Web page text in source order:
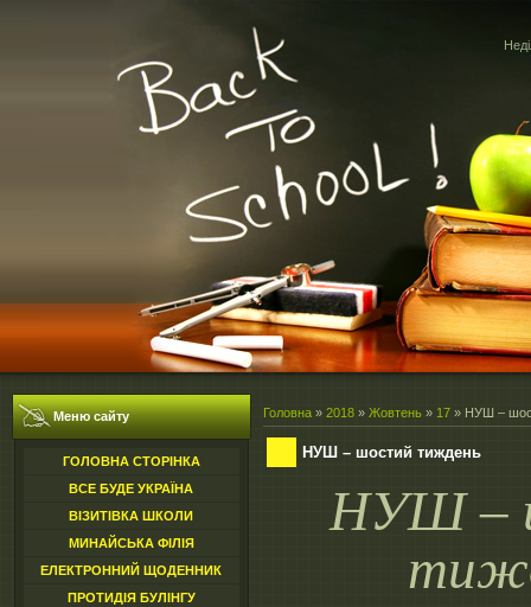
Меню сайту
ГОЛОВНА СТОРІНКА
ВСЕ БУДЕ УКРАЇНА
ВІЗИТІВКА ШКОЛИ
МИНАЙСЬКА ФІЛІЯ
ЕЛЕКТРОННИЙ ЩОДЕННИК
ПРОТИДІЯ БУЛІНГУ
Головна » 2018 » Жовтень » 17 » НУШ –
НУШ – шостий тиждень
НУШ –